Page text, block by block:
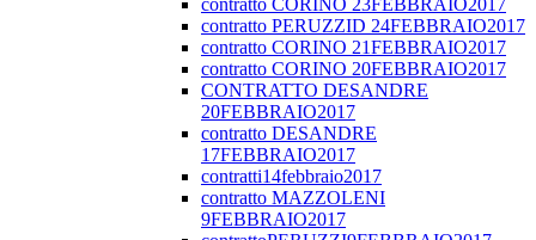
contratto CORINO 23FEBBRAIO2017
contratto PERUZZID 24FEBBRAIO2017
contratto CORINO 21FEBBRAIO2017
contratto CORINO 20FEBBRAIO2017
CONTRATTO DESANDRE
20FEBBRAIO2017
contratto DESANDRE
17FEBBRAIO2017
contratti14febbraio2017
contratto MAZZOLENI
9FEBBRAIO2017